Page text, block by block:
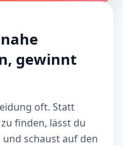
gewinnt
oft. Statt
finden, lässt du
schaust auf den